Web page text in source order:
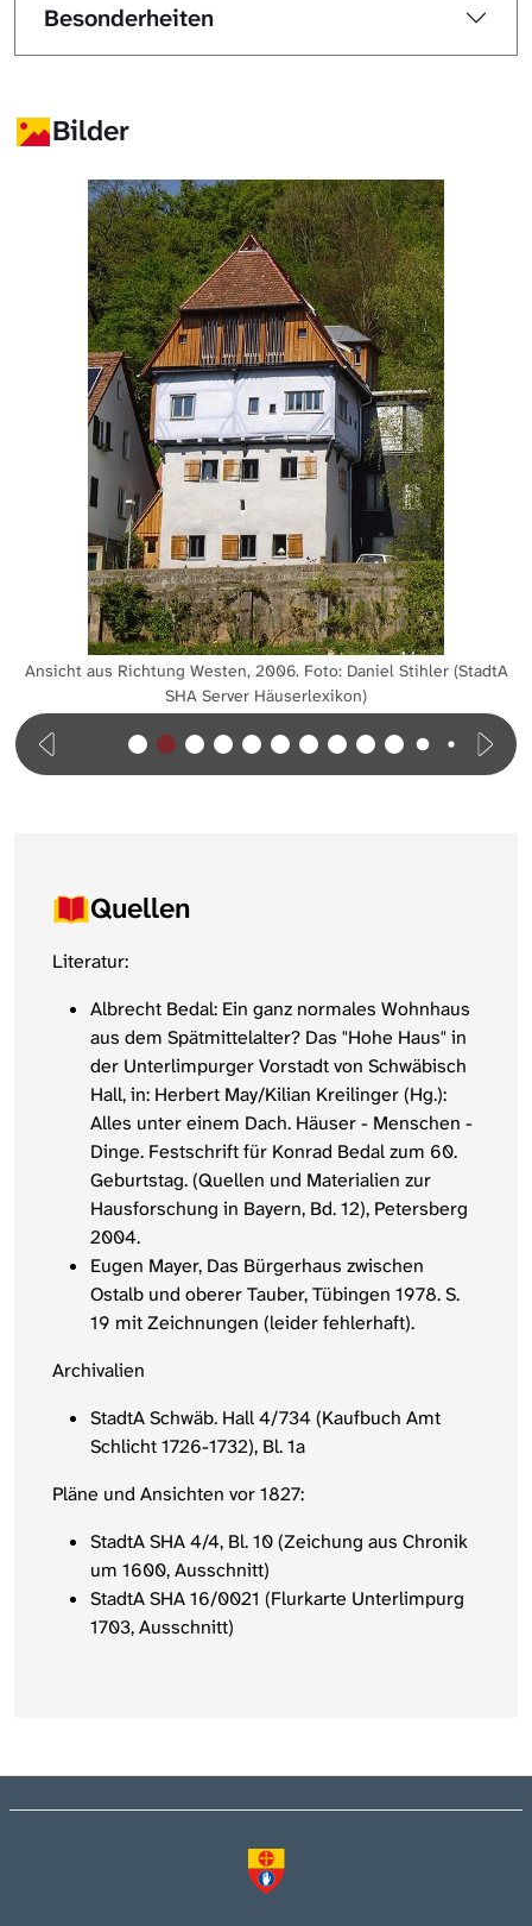
Besonderheiten
Bilder
Ansicht aus Richtung Westen, 2006. Foto: Daniel Stihler (StadtA
SHA Server Häuserlexikon)
Quellen
Literatur:
Albrecht Bedal: Ein ganz normales Wohnhaus
aus dem Spätmittelalter? Das "Hohe Haus" in
der Unterlimpurger Vorstadt von Schwäbisch
Hall, in: Herbert May/Kilian Kreilinger (Hg.):
Alles unter einem Dach. Häuser - Menschen -
Dinge. Festschrift für Konrad Bedal zum 60.
Geburtstag. (Quellen und Materialien zur
Hausforschung in Bayern, Bd. 12), Petersberg
2004.
Eugen Mayer, Das Bürgerhaus zwischen
Ostalb und oberer Tauber, Tübingen 1978. S.
19 mit Zeichnungen (leider fehlerhaft).
Archivalien
StadtA Schwäb. Hall 4/734 (Kaufbuch Amt
Schlicht 1726-1732), Bl. 1a
Pläne und Ansichten vor 1827:
StadtA SHA 4/4, Bl. 10 (Zeichung aus Chronik
um 1600, Ausschnitt)
StadtA SHA 16/0021 (Flurkarte Unterlimpurg
1703, Ausschnitt)